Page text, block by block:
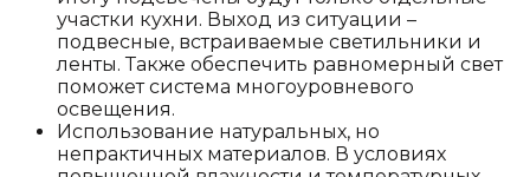
участки кухни. Выход из ситуации –
подвесные, встраиваемые светильники и
ленты. Также обеспечить равномерный свет
поможет система многоуровневого
освещения.
Использование натуральных, но
непрактичных материалов. В условиях